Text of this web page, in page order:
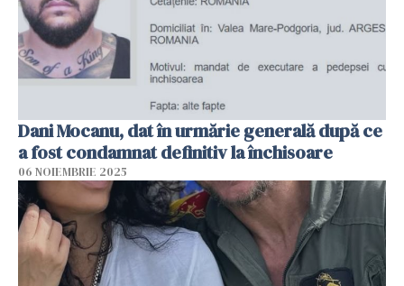
Dani Mocanu, dat în urmărie generală după ce
a fost condamnat definitiv la închisoare
06 NOIEMBRIE 2025